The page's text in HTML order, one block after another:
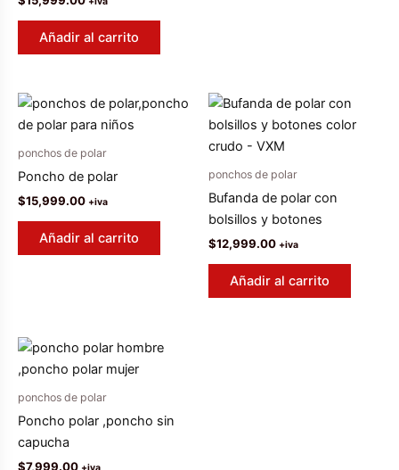
Añadir al carrito
ponchos de polar
Poncho de polar
$15,999.00 +iva
Añadir al carrito
ponchos de polar
Bufanda de polar con
bolsillos y botones
$12,999.00 +iva
Añadir al carrito
ponchos de polar
Poncho polar ,poncho sin
capucha
$7,999.00